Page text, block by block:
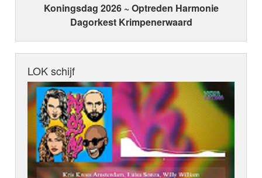
Koningsdag 2026 ~ Optreden Harmonie
Dagorkest Krimpenerwaard
LOK schijf